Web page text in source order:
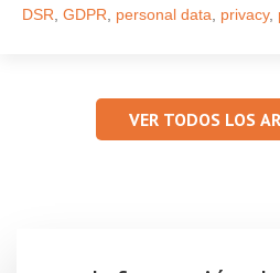
DSR GDPR personal data privacy,
VER TODOS LOS